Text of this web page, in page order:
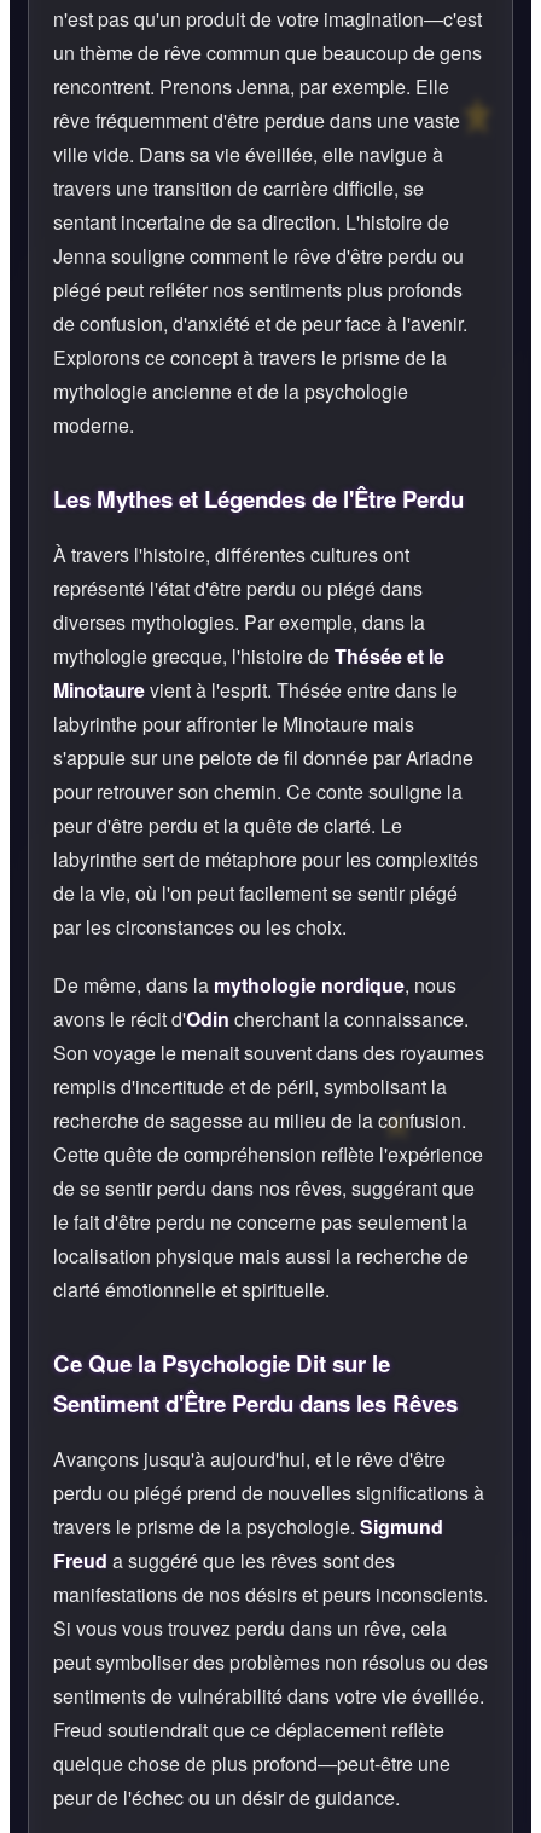
n'est pas qu'un produit de votre imagination—c'est
un thème de rêve commun que beaucoup de gens
rencontrent. Prenons Jenna, par exemple. Elle
rêve fréquemment d'être perdue dans une vaste
ville vide. Dans sa vie éveillée, elle navigue à
travers une transition de carrière difficile, se
sentant incertaine de sa direction. L'histoire de
Jenna souligne comment le rêve d'être perdu ou
piégé peut refléter nos sentiments plus profonds
de confusion, d'anxiété et de peur face à l'avenir.
Explorons ce concept à travers le prisme de la
mythologie ancienne et de la psychologie
moderne.
Les Mythes et Légendes de l'Être Perdu
À travers l'histoire, différentes cultures ont
représenté l'état d'être perdu ou piégé dans
diverses mythologies. Par exemple, dans la
mythologie grecque, l'histoire deThésée et le
Minotaurevient à l'esprit. Thésée entre dans le
labyrinthe pour affronter le Minotaure mais
s'appuie sur une pelote de fil donnée par Ariadne
pour retrouver son chemin. Ce conte souligne la
peur d'être perdu et la quête de clarté. Le
labyrinthe sert de métaphore pour les complexités
de la vie, où l'on peut facilement se sentir piégé
par les circonstances ou les choix.
De même, dans lamythologie nordique, nous
avons le récit d'Odin cherchant la connaissance.
Son voyage le menait souvent dans des royaumes
remplis d'incertitude et de péril, symbolisant la
recherche de sagesse au milieu de la confusion.
Cette quête de compréhension reflète l'expérience
de se sentir perdu dans nos rêves, suggérant que
le fait d'être perdu ne concerne pas seulement la
localisation physique mais aussi la recherche de
clarté émotionnelle et spirituelle.
Ce Que la Psychologie Dit sur le
Sentiment d'Être Perdu dans les Rêves
Avançons jusqu'à aujourd'hui, et le rêve d'être
perdu ou piégé prend de nouvelles significations à
travers le prisme de la psychologie. Sigmund
Freud a suggéré que les rêves sont des
manifestations de nos désirs et peurs inconscients.
Si vous vous trouvez perdu dans un rêve, cela
peut symboliser des problèmes non résolus ou des
sentiments de vulnérabilité dans votre vie éveillée.
Freud soutiendrait que ce déplacement reflète
quelque chose de plus profond—peut-être une
peur de l'échec ou un désir de guidance.